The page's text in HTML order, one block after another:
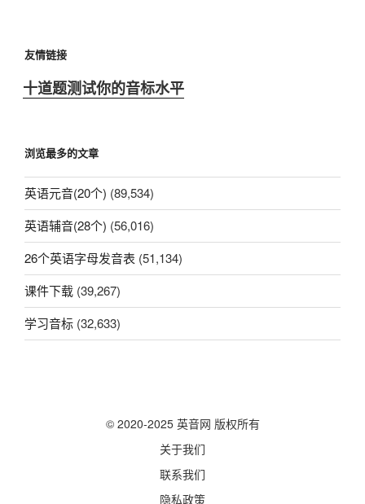
友情链接
十道题测试你的音标水平
浏览最多的文章
英语元音(20个) (89,534)
英语辅音(28个) (56,016)
26个英语字母发音表 (51,134)
课件下载 (39,267)
学习音标 (32,633)
© 2020-2025 英音网 版权所有
关于我们
联系我们
隐私政策